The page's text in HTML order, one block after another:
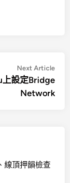
Next Article
設定Bridge
Network
線頂押韻檢查